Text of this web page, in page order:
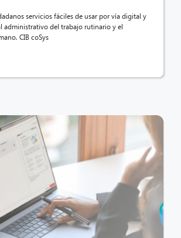
servicios fáciles de usar por vía digital y
administrativo del trabajo rutinario y el
CIB coSys